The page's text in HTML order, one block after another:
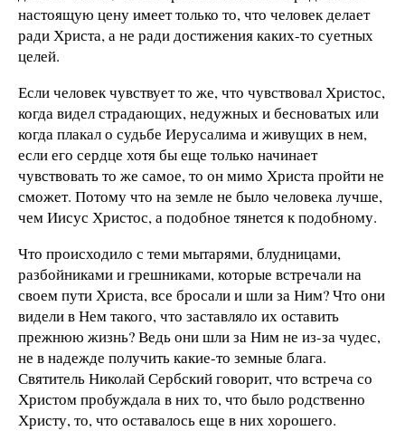
настоящую цену имеет только то, что человек делает
ради Христа, а не ради достижения каких-то суетных
целей.
Если человек чувствует то же, что чувствовал Христос,
когда видел страдающих, недужных и бесноватых или
когда плакал о судьбе Иерусалима и живущих в нем,
если его сердце хотя бы еще только начинает
чувствовать то же самое, то он мимо Христа пройти не
сможет. Потому что на земле не было человека лучше,
чем Иисус Христос, а подобное тянется к подобному.
Что происходило с теми мытарями, блудницами,
разбойниками и грешниками, которые встречали на
своем пути Христа, все бросали и шли за Ним? Что они
видели в Нем такого, что заставляло их оставить
прежнюю жизнь? Ведь они шли за Ним не из-за чудес,
не в надежде получить какие-то земные блага.
Святитель Николай Сербский говорит, что встреча со
Христом пробуждала в них то, что было родственно
Христу, то, что оставалось еще в них хорошего.